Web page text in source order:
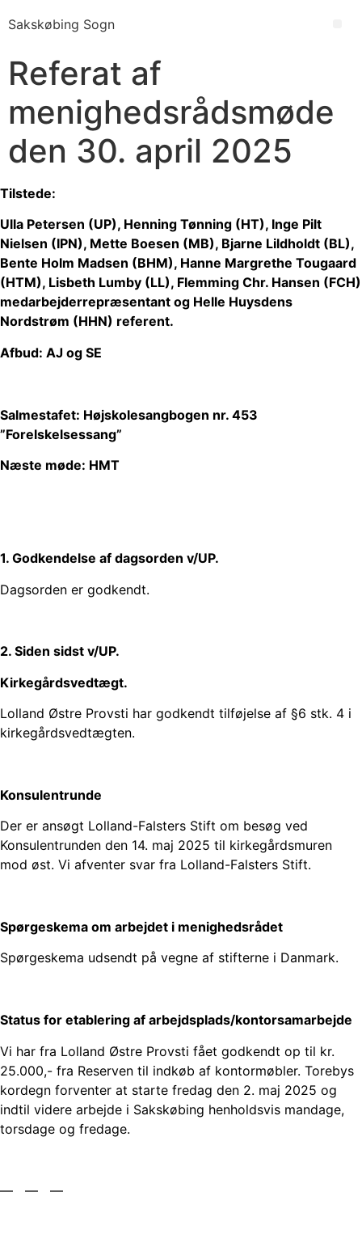
tilSakskøbing Sogn
Referat af
menighedsrådsmøde
den 30. april 2025
Tilstede:
Ulla Petersen (UP), Henning Tønning (HT), Inge Pilt
Nielsen (IPN), Mette Boesen (MB), Bjarne Lildholdt (BL),
Bente Holm Madsen (BHM), Hanne Margrethe Tougaard
(HTM), Lisbeth Lumby (LL), Flemming Chr. Hansen (FCH)
medarbejderrepræsentant og Helle Huysdens
Nordstrøm (HHN) referent.
Afbud: AJ og SE
Salmestafet: Højskolesangbogen nr. 453
”Forelskelsessang”
Næste møde: HMT
1. Godkendelse af dagsorden v/UP.
Dagsorden er godkendt.
2. Siden sidst v/UP.
Kirkegårdsvedtægt.
Lolland Østre Provsti har godkendt tilføjelse af §6 stk. 4 i
kirkegårdsvedtægten.
Konsulentrunde
Der er ansøgt Lolland-Falsters Stift om besøg ved
Konsulentrunden den 14. maj 2025 til kirkegårdsmuren
mod øst. Vi afventer svar fra Lolland-Falsters Stift.
Spørgeskema om arbejdet i menighedsrådet
Spørgeskema udsendt på vegne af stifterne i Danmark.
Status for etablering af arbejdsplads/kontorsamarbejde
Vi har fra Lolland Østre Provsti fået godkendt op til kr.
25.000,- fra Reserven til indkøb af kontormøbler. Torebys
kordegn forventer at starte fredag den 2. maj 2025 og
indtil videre arbejde i Sakskøbing henholdsvis mandage,
torsdage og fredage.
— — —